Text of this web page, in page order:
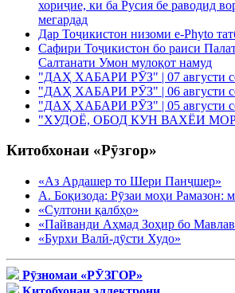
хориҷие, ки ба Русия бе раводид
мегардад
Дар Тоҷикистон низоми e-Phyto
Сафири Тоҷикистон бо раиси
Салтанати Умон мулоқот намуд
"ДАҲ ХАБАРИ РӮЗ" | 07 августи
"ДАҲ ХАБАРИ РӮЗ" | 06 августи
"ДАҲ ХАБАРИ РӮЗ" | 05 августи
"ХУДОЁ, ОБОД КУН ВАХЁИ
Китобхонаи «Рӯзгор»
«Аз Ардашер то Шери Панҷшер»
А. Боқизода: Рӯзаи моҳи Рамазон:
«Султони қалбҳо»
«Пайванди Аҳмад Зоҳир бо
«Бурхи Валӣ-дӯсти Худо»
Рӯзномаи «РӮЗГОР»